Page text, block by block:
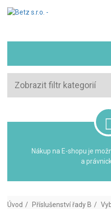
Zobrazit filtr kategorií
Nákup na E-shopu je
a
Úvod Příslušenství řady B